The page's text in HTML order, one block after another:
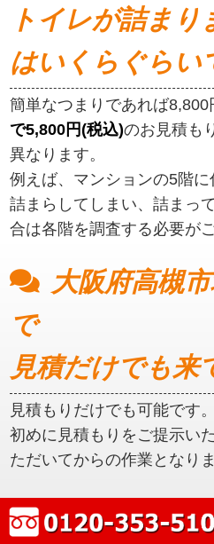
トイレが詰まり
はいくらぐらい
簡単なつまりであれば8,800
で5,800円(税込)のお見積も
異なります。
例えば、マンションの5階
詰まらしてしまい、詰まっ
合は各階を調査する必要が
大阪府高槻
で
見積だけでも来
見積もりだけでも可能です。
初めに見積もりをご提示い
ただいてからの作業となりま
大阪府高槻